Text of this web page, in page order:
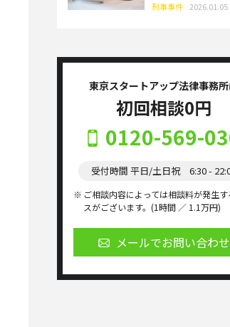
刑事事件 2026.01.05
東京スタートアップ法律事務
初回相談0円
0120-569-
受付時間 平日/土日祝 6:30 -
ご相談内容によっては相談料が発生す
スがございます。(1時間 ／ 1.1万円)
メールでお問い合わせ